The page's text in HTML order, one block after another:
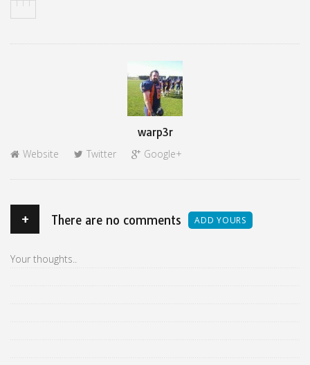
warp3r
Website
Twitter Google+
+ There are no comments ADD YOURS